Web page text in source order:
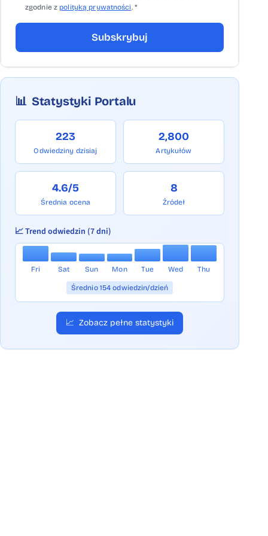
zgodnie z polityką prywatności. *
Subskrybuj
📊 Statystyki Portalu
223
Odwiedziny dzisiaj
2,800
Artykułów
4.6/5
Średnia ocena
8
Źródeł
📈 Trend odwiedzin (7 dni)
Fri Sat Sun Mon Tue Wed Thu
Średnio 154 odwiedzin/dzień
📈 Zobacz pełne statystyki